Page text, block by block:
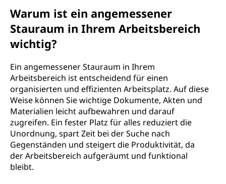
Warum ist ein angemessener
Stauraum in Ihrem Arbeitsbereich
wichtig?
Ein angemessener Stauraum in Ihrem
Arbeitsbereich ist entscheidend für einen
organisierten und effizienten Arbeitsplatz. Auf diese
Weise können Sie wichtige Dokumente, Akten und
Materialien leicht aufbewahren und darauf
zugreifen. Ein fester Platz für alles reduziert die
Unordnung, spart Zeit bei der Suche nach
Gegenständen und steigert die Produktivität, da
der Arbeitsbereich aufgeräumt und funktional
bleibt.